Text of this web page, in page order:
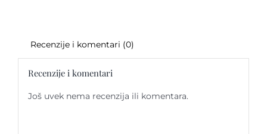
Recenzije i komentari (0)
Recenzije i komentari
Još uvek nema recenzija ili komentara.